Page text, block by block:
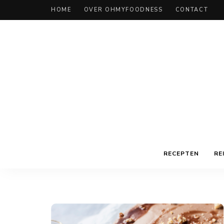
HOME OVER OHMYFOODNESS CONTACT
RECEPTEN